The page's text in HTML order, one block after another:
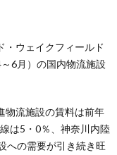
・ウェイクフィールド
6月）の国内物流施設
物流施設の賃料は前年
は5・0％、神奈川内陸
への需要が引き続き旺